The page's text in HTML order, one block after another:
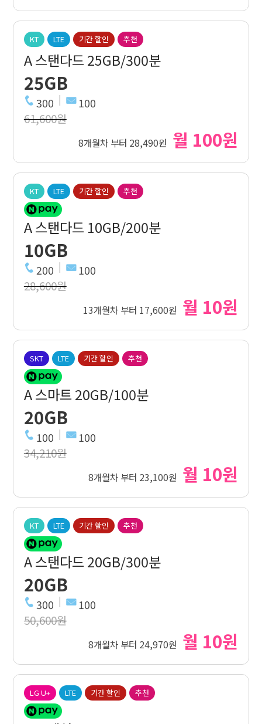
KT LTE 기간 할인 추천
A 스탠다드 25GB/300분
25GB
300 100
61,600원
8개월차 부터 28,490원 월 100원
KT LTE 기간 할인 추천
A 스탠다드 10GB/200분
10GB
200 100
28,600원
13개월차 부터 17,600원 월 10원
SKT LTE 기간 할인 추천
A 스마트 20GB/100분
20GB
100 100
34,210원
8개월차 부터 23,100원 월 10원
KT LTE 기간 할인 추천
A 스탠다드 20GB/300분
20GB
300 100
50,600원
8개월차 부터 24,970원 월 10원
LG U+ LTE 기간 할인 추천